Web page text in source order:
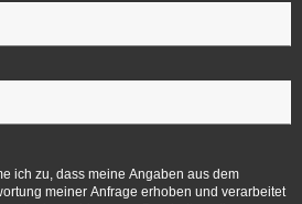
ich zu, dass meine Angaben aus dem
meiner Anfrage erhoben und verarbeitet